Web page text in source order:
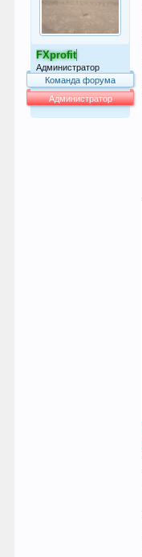
FXprofit
Администратор
Команда форума
Администратор